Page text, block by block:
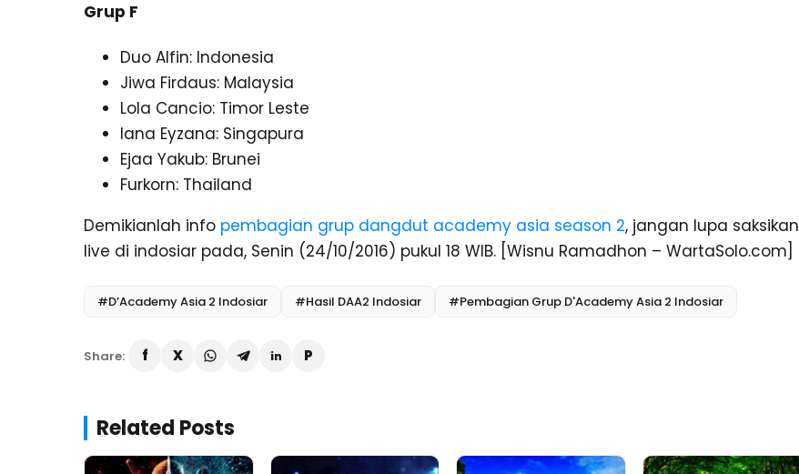
Grup F
Duo Alfin: Indonesia
Jiwa Firdaus: Malaysia
Lola Cancio: Timor Leste
Iana Eyzana: Singapura
Ejaa Yakub: Brunei
Furkorn: Thailand
Demikianlah info pembagian grup dangdut academy asia season 2, jangan lupa saksikan
live di indosiar pada, Senin (24/10/2016) pukul 18 WIB. [Wisnu Ramadhon – WartaSolo.com]
#D’Academy Asia 2 Indosiar #Hasil DAA2 Indosiar #Pembagian Grup D'Academy Asia 2 Indosiar
Share:
Related Posts